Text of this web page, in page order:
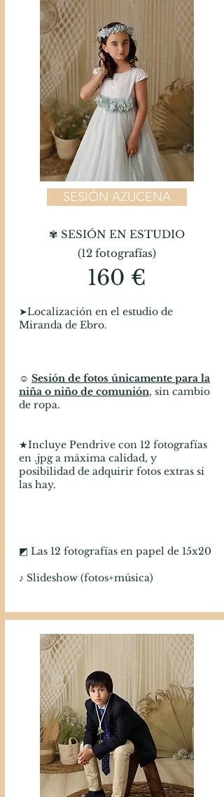
SESIÓN AZUCENA
✾ SESIÓN EN ESTUDIO
(12 fotografías)
160 €
​➤Localización en el estudio de
Miranda de Ebro.
​☺ Sesión de fotos únicamente para la
niña o niño de comunión, sin cambio
de ropa.
★Incluye Pendrive con 12 fotografías
en .jpg a máxima calidad, y
posibilidad de adquirir fotos extras si
las hay.
◩ Las 12 fotografías en papel de 15x20​
♪ Slideshow (fotos+música)